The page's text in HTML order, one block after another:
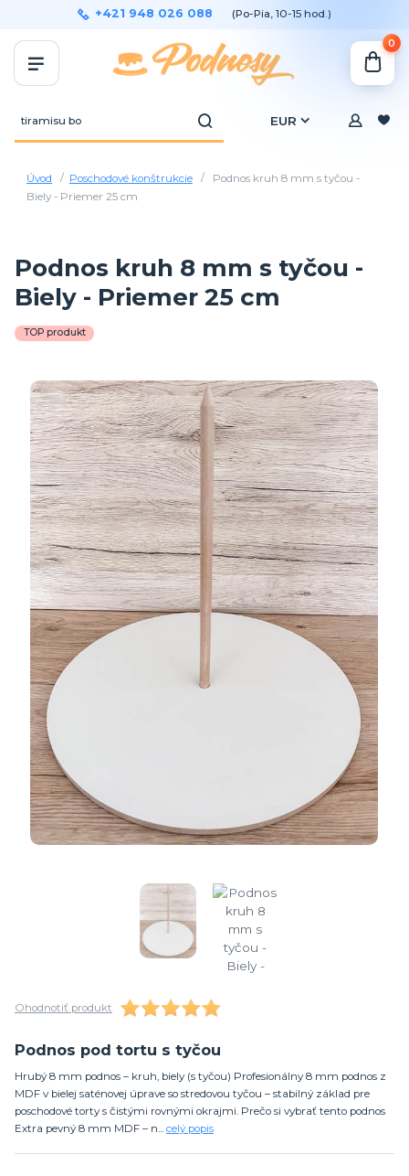
EUR
+421 948 026 088 (Po-Pia, 10-15 hod.)
0
Úvod Poschodové konštrukcie
Podnos kruh 8 mm s tyčou -
Biely - Priemer 25 cm
Podnos kruh 8 mm s tyčou -
Biely - Priemer 25 cm
TOP produkt
Ohodnotiť produkt
Podnos pod tortu s tyčou
Hrubý 8 mm podnos – kruh, biely (s tyčou) Profesionálny 8 mm podnos z
MDF v bielej saténovej úprave so stredovou tyčou – stabilný základ pre
poschodové torty s čistými rovnými okrajmi. Prečo si vybrať tento podnos
Extra pevný 8 mm MDF – n... celý popis